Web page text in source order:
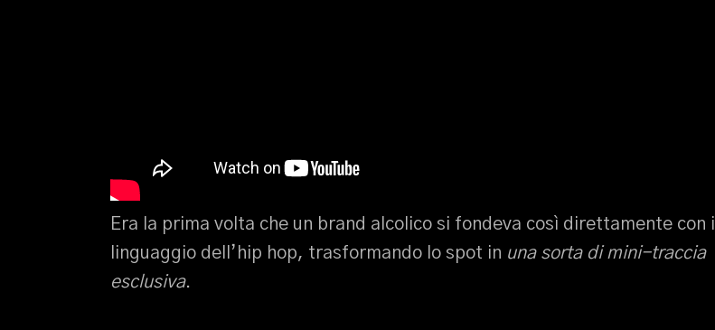
Era la prima volta che un brand alcolico si fondeva così direttamente con il
linguaggio dell’hip hop, trasformando lo spot in una sorta di mini-traccia
esclusiva.